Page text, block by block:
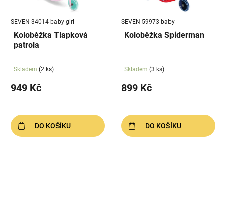
SEVEN 34014 baby girl
Koloběžka Tlapková
patrola
Skladem (2 ks)
949 Kč
DO KOŠÍKU
SEVEN 59973 baby
Koloběžka Spiderman
Skladem (3 ks)
899 Kč
DO KOŠÍKU